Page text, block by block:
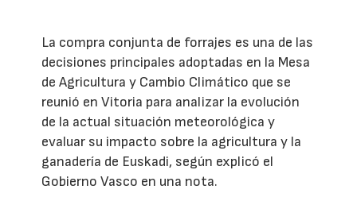
La compra conjunta de forrajes es una de las
decisiones principales adoptadas en la Mesa
de Agricultura y Cambio Climático que se
reunió en Vitoria para analizar la evolución
de la actual situación meteorológica y
evaluar su impacto sobre la agricultura y la
ganadería de Euskadi, según explicó el
Gobierno Vasco en una nota.